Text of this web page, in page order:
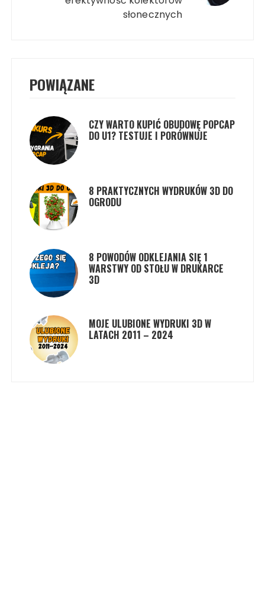
słonecznych
POWIĄZANE
CZY WARTO KUPIĆ OBUDOWĘ POPCAP
DO U1? TESTUJE I PORÓWNUJE
8 PRAKTYCZNYCH WYDRUKÓW 3D DO
OGRODU
8 POWODÓW ODKLEJANIA SIĘ 1
WARSTWY OD STOŁU W DRUKARCE
3D
MOJE ULUBIONE WYDRUKI 3D W
LATACH 2011 – 2024